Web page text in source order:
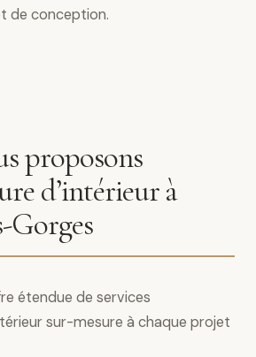
de conception.
proposons
d’intérieur à
Gorges
étendue de services
sur-mesure à chaque projet